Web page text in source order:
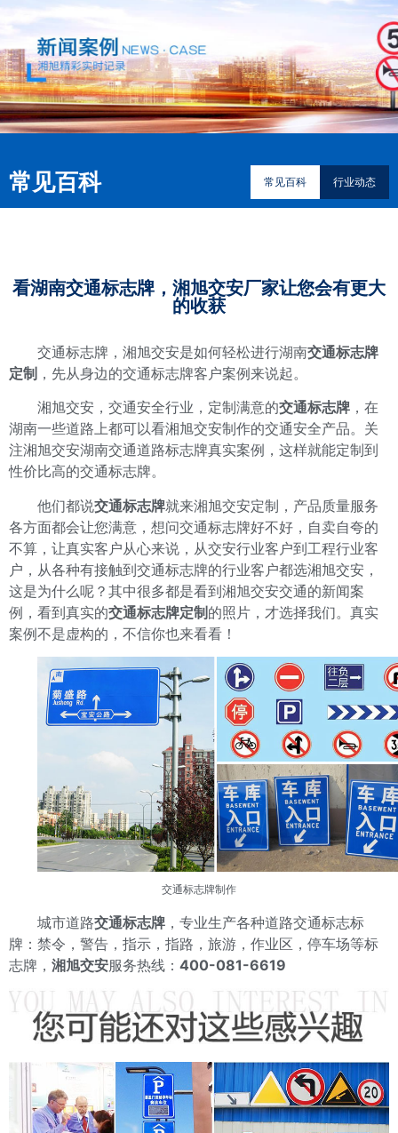
常见百科 常见百科 行业动态
看湖南交通标志牌，湘旭交安厂家让您会有更大
的收获
交通标志牌，湘旭交安是如何轻松进行湖南交通标志牌
定制 ，先从身边的交通标志牌客户案例来说起。
湘旭交安，交通安全行业，定制满意的交通标志牌 ，在
湖南一些道路上都可以看湘旭交安制作的交通安全产品。关
注湘旭交安湖南交通道路标志牌真实案例，这样就能定制到
性价比高的交通标志牌。
他们都说交通标志牌就来湘旭交安定制，产品质量服务
各方面都会让您满意，想问交通标志牌好不好，自卖自夸的
不算，让真实客户从心来说，从交安行业客户到工程行业客
户，从各种有接触到交通标志牌的行业客户都选湘旭交安，
这是为什么呢？其中很多都是看到湘旭交安交通的新闻案
例，看到真实的交通标志牌定制的照片，才选择我们。真实
案例不是虚构的，不信你也来看看！
交通标志牌制作
城市道路交通标志牌 ，专业生产各种道路交通标志标
牌：禁令，警告，指示，指路，旅游，作业区，停车场等标
志牌， 湘旭交安服务热线： 400-081-6619